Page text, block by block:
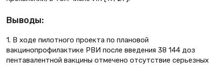
Выводы:
1. В ходе пилотного проекта по плановой
вакцинопрофилактике РВИ после введения 38 144 доз
пентавалентной вакцины отмечено отсутствие серьезных